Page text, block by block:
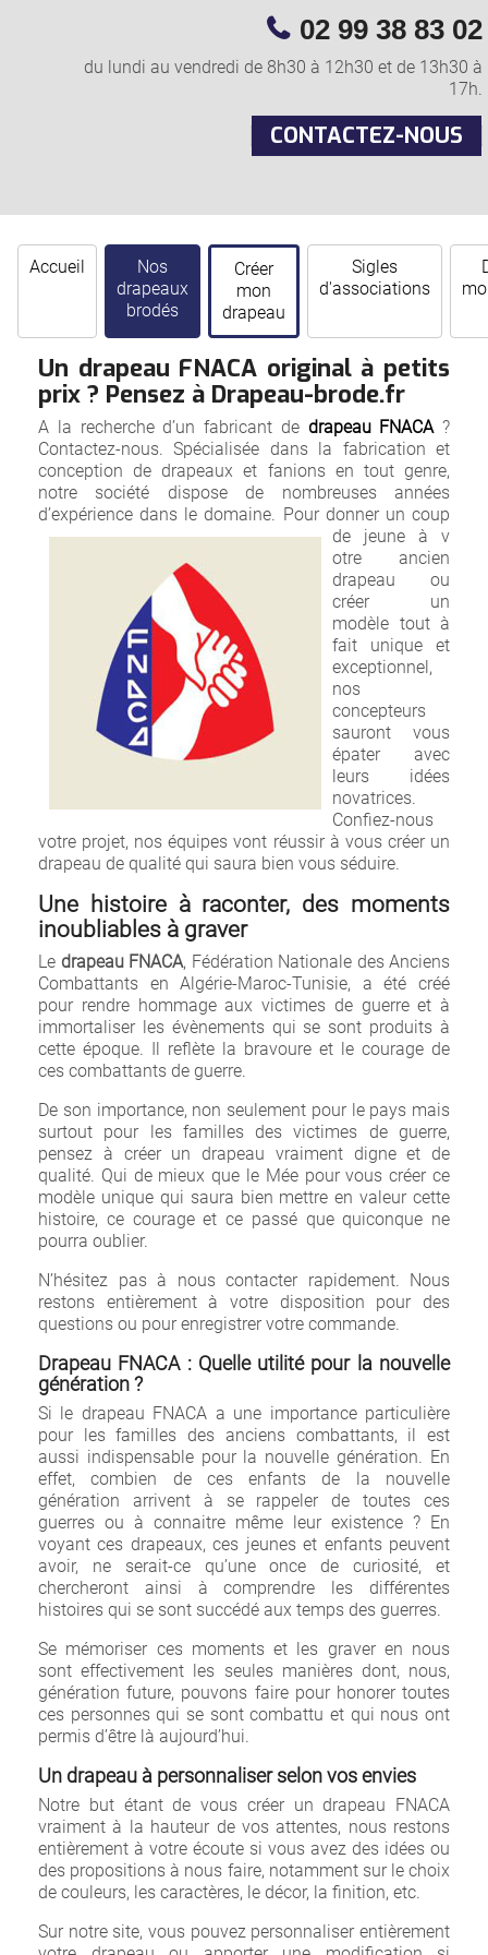
02 99 38 83 02
du lundi au vendredi de 8h30 à 12h30 et de 13h30 à
17h.
CONTACTEZ-NOUS
Accueil
Nos
drapeaux
brodés
Créer
mon
drapeau
Sigles
d'associations
Un drapeau FNACA original à petits
prix ? Pensez à Drapeau-brode.fr
A la recherche d’un fabricant de drapeau FNACA?
Contactez-nous. Spécialisée dans la fabrication et
conception de drapeaux et fanions en tout genre,
notre société dispose de nombreuses années
d’expérience dans le domaine. Pour donner un coup
de jeune à v
otre ancien
drapeau ou
créer un
modèle tout à
fait unique et
exceptionnel,
nos
concepteurs
sauront vous
épater avec
leurs idées
novatrices.
Confiez-nous
votre projet, nos équipes vont réussir à vous créer un
drapeau de qualité qui saura bien vous séduire.
Une histoire à raconter, des moments
inoubliables à graver
Le drapeau FNACA, Fédération Nationale des Anciens
Combattants en Algérie-Maroc-Tunisie, a été créé
pour rendre hommage aux victimes de guerre et à
immortaliser les évènements qui se sont produits à
cette époque. Il reflète la bravoure et le courage de
ces combattants de guerre.
De son importance, non seulement pour le pays mais
surtout pour les familles des victimes de guerre,
pensez à créer un drapeau vraiment digne et de
qualité. Qui de mieux que le Mée pour vous créer ce
modèle unique qui saura bien mettre en valeur cette
histoire, ce courage et ce passé que quiconque ne
pourra oublier.
N’hésitez pas à nous contacter rapidement. Nous
restons entièrement à votre disposition pour des
questions ou pour enregistrer votre commande.
Drapeau FNACA : Quelle utilité pour la nouvelle
génération ?
Si le drapeau FNACA a une importance particulière
pour les familles des anciens combattants, il est
aussi indispensable pour la nouvelle génération. En
effet, combien de ces enfants de la nouvelle
génération arrivent à se rappeler de toutes ces
guerres ou à connaitre même leur existence ? En
voyant ces drapeaux, ces jeunes et enfants peuvent
avoir, ne serait-ce qu’une once de curiosité, et
chercheront ainsi à comprendre les différentes
histoires qui se sont succédé aux temps des guerres.
Se mémoriser ces moments et les graver en nous
sont effectivement les seules manières dont, nous,
génération future, pouvons faire pour honorer toutes
ces personnes qui se sont combattu et qui nous ont
permis d’être là aujourd’hui.
Un drapeau à personnaliser selon vos envies
Notre but étant de vous créer un drapeau FNACA
vraiment à la hauteur de vos attentes, nous restons
entièrement à votre écoute si vous avez des idées ou
des propositions à nous faire, notamment sur le choix
de couleurs, les caractères, le décor, la finition, etc.
Sur notre site, vous pouvez personnaliser entièrement